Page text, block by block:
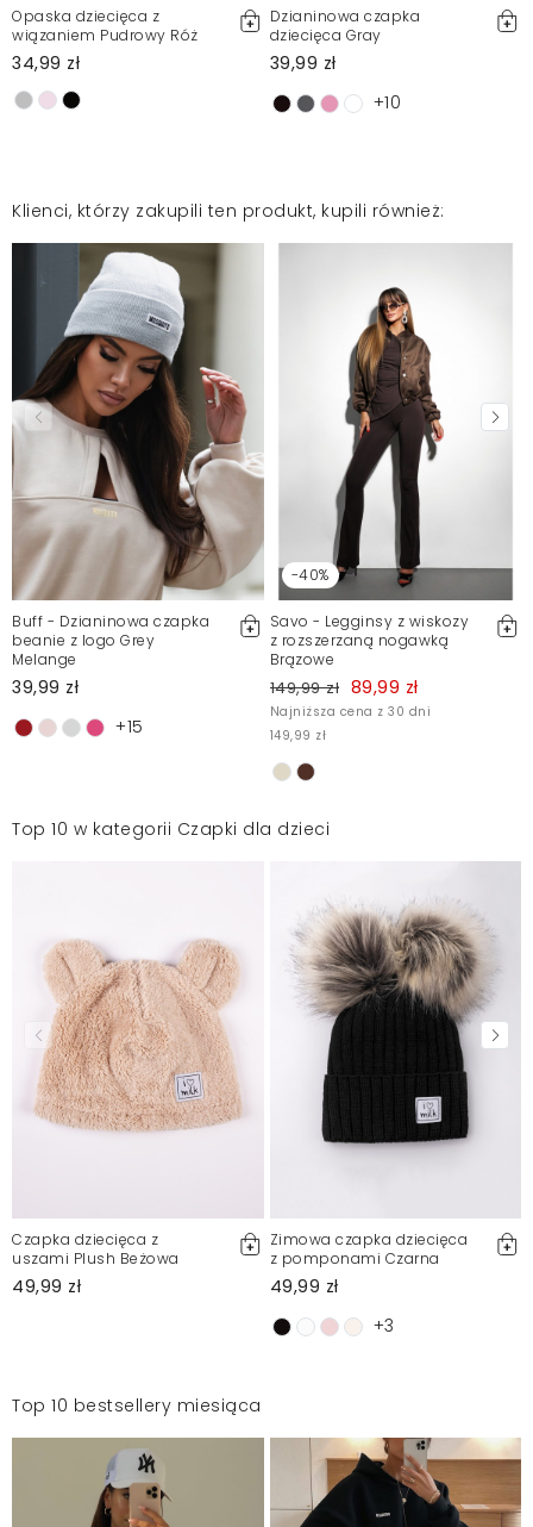
Jestem bardzo zadowolona z kompletu
Dagmara
Mosquito zamieszcza wyłącznie zweryfikowane opinie
Klientów. Po moderacji publikujemy zarówno pozytywne, jak i
negatywne opinie. Więcej informacji znajdziesz w naszym
Regulaminie.
Zgłoś nielegalną treść
Opaska dziecięca z
wiązaniem Pudrowy Róż
34,99 zł
Dzianinowa czapka
dziecięca Gray
39,99 zł
+10
Klienci, którzy zakupili ten produkt, kupili również:
Buff - Dzianinowa czapka
beanie z logo Grey
Melange
39,99 zł
+15
-40%
Savo - Legginsy z wiskozy
z rozszerzaną nogawką
Brązowe
149,99 zł 89,99 zł
Najniższa cena z 30 dni
149,99 zł
Top 10 w kategorii Czapki dla dzieci
Czapka dziecięca z
uszami Plush Beżowa
49,99 zł
Zimowa czapka dziecięca
z pomponami Czarna
49,99 zł
+3
Top 10 bestsellery miesiąca